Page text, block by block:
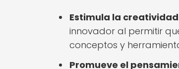
Estimula la
innovador al permitir
conceptos y
Promueve el